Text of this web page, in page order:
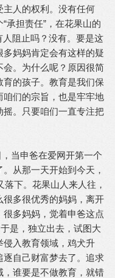
人的权利。没有任何
担责任”，在花果山的
人阻止吗？没有。要是这
妈妈肯定会有这样的疑
。为什么呢？原因很简
的孩子。教育是我们保
们的宗旨，也是牢牢地
。只要咱们一直专注把
当申爸在爱网开第一个
从那一天开始到今天，
下。花果山人来人往，
多很优秀的妈妈，离开
多妈妈，觉着申爸这点
是，独立出去，试图大
入教育领域，鸡犬升
自己财富梦去了。追求
谁要是不做教育，就错